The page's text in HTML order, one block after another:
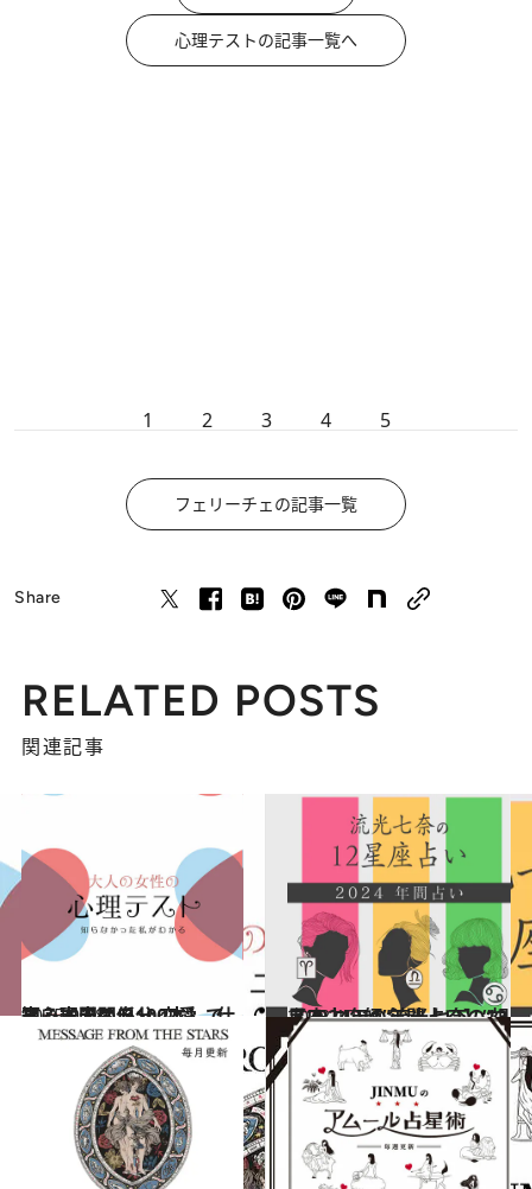
心理テストの記事一覧へ
1 2 3 4 5
フェリーチェの記事一覧
Share
RELATED POSTS
関連記事
2025.9.28
【心理テスト100本】で知る本当の自分 恋愛、仕事、人間関係…
占い 2023.12.16
【2024年の年間占い】“視える占い師”流光七奈の12星座占い
占い